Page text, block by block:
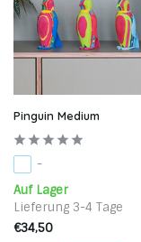
Pinguin Medium
-
Auf Lager
Lieferung 3-4 Tage
€34,50